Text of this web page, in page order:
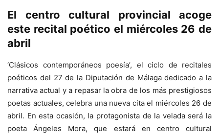
El centro cultural provincial acoge
este recital poético el miércoles 26 de
abril
‘Clásicos contemporáneos poesía’, el ciclo de recitales
poéticos del 27 de la Diputación de Málaga dedicado a la
narrativa actual y a repasar la obra de los más prestigiosos
poetas actuales, celebra una nueva cita el miércoles 26 de
abril. En esta ocasión, la protagonista de la velada será la
poeta Ángeles Mora, que estará en centro cultural